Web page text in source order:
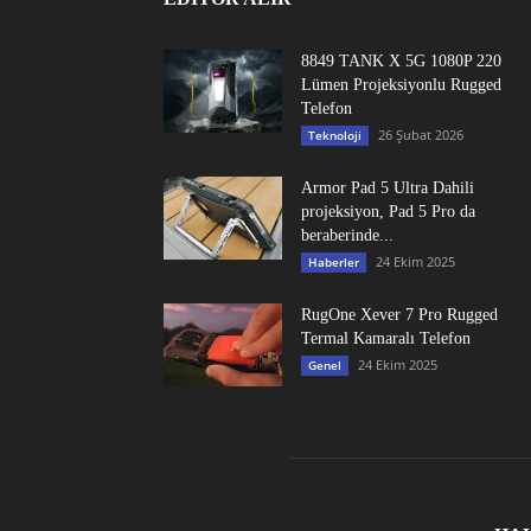
8849 TANK X 5G 1080P 220
Lümen Projeksiyonlu Rugged
Telefon
Teknoloji 26 Şubat 2026
Armor Pad 5 Ultra Dahili
projeksiyon, Pad 5 Pro da
beraberinde...
Haberler 24 Ekim 2025
RugOne Xever 7 Pro Rugged
Termal Kamaralı Telefon
Genel 24 Ekim 2025